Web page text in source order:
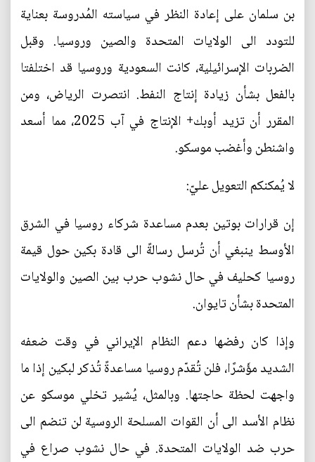
بن سلمان على إعادة النظر في سياسته المُدروسة بعناية
للتودد الى الولايات المتحدة والصين وروسيا. وقبل
الضربات الإسرائيلية، كانت السعودية وروسيا قد اختلفتا
بالفعل بشأن زيادة إنتاج النفط. انتصرت الرياض، ومن
المقرر أن تزيد أوبك+ الإنتاج في آب 2025، مما أسعد
واشنطن وأغضب موسكو.
لا يُمكنكم التعويل عليّ:
إن قرارات بوتين بعدم مساعدة شركاء روسيا في الشرق
الأوسط ينبغي أن تُرسل رسالةً الى قادة بكين حول قيمة
روسيا كحليف في حال نشوب حرب بين الصين والولايات
المتحدة بشأن تايوان.
وإذا كان رفضها دعم النظام الإيراني في وقت ضعفه
الشديد مؤَشرًا، فلن تُقدّم روسيا مساعدةً تُذكر لبكين إذا ما
واجهت لحظة حاجتها. وبالمثل، يُشير تخلي موسكو عن
نظام الأسد الى أن القوات المسلحة الروسية لن تنضم الى
حرب ضد الولايات المتحدة. في حال نشوب صراع في